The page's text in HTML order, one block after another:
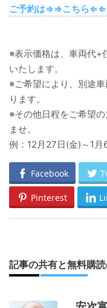
ご予約は⇒⇒こちら⇐⇐
※表示価格は、車両代+
いたします。
※ご希望により、別途
ります。
※その他日程をご希望
ませ。
例：12月27日(金)～1月
Facebook
Pinterest
記事の共有と無料購